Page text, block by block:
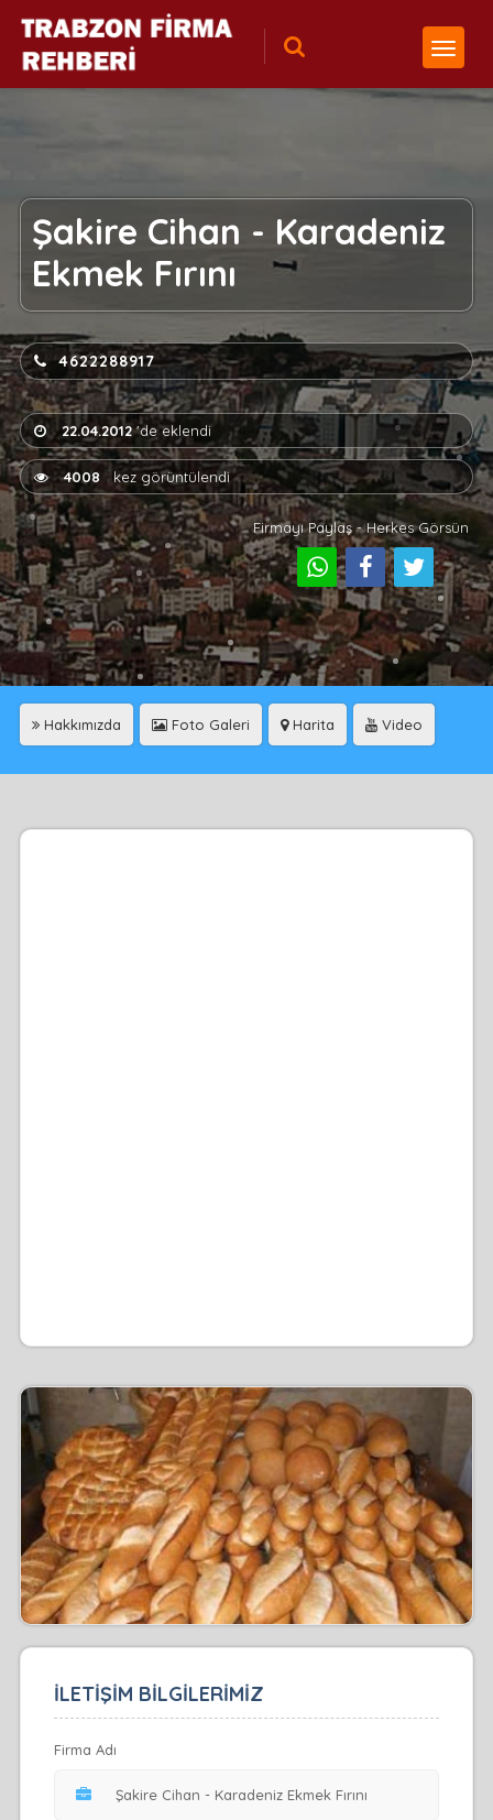
Şakire Cihan - Karadeniz
Ekmek Fırını
4622288917
22.04.2012'de eklendi
4008 kez görüntülendi
Firmayı Paylaş - Herkes Görsün
Hakkımızda Foto Galeri Harita Video
İLETİŞİM BİLGİLERİMİZ
Firma Adı